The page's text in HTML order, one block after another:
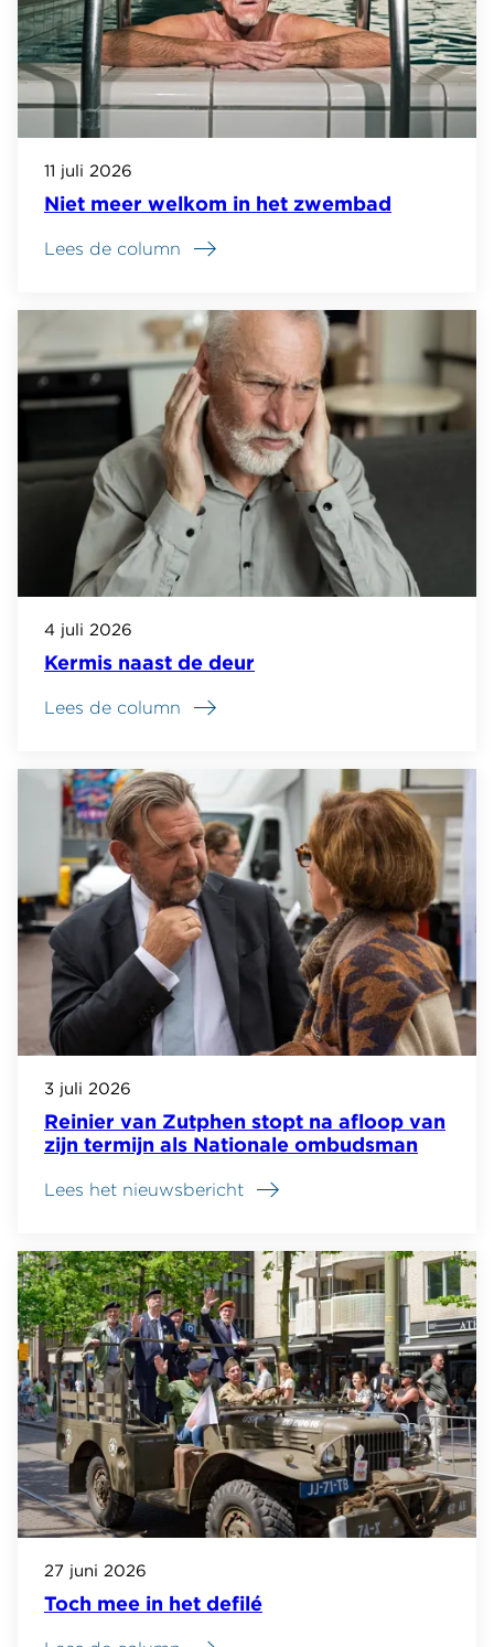
Niet meer welkom in het zwembad
11 juli 2026
Lees de column
Kermis naast de deur
4 juli 2026
Lees de column
Reinier van Zutphen stopt na afloop van
zijn termijn als Nationale ombudsman
3 juli 2026
Lees het nieuwsbericht
Toch mee in het defilé
27 juni 2026